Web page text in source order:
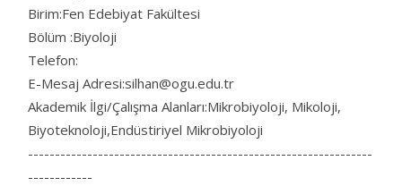
Birim:Fen Edebiyat Fakültesi
Bölüm :Biyoloji
Telefon:
E-Mesaj Adresi:silhan@ogu.edu.tr
Akademik İlgi/Çalışma Alanları:Mikrobiyoloji, Mikoloji,
Biyoteknoloji,Endüstiriyel Mikrobiyoloji
----------------------------------------------------------------
------------